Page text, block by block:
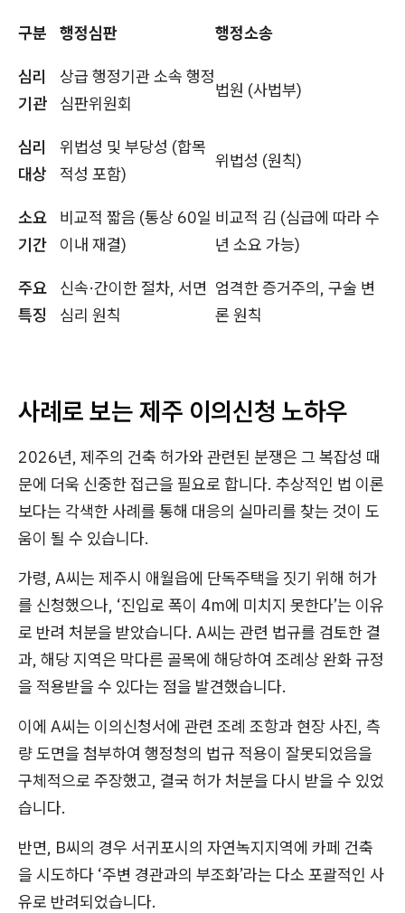
구분 행정심판 행정소송
심리
기관
상급 행정기관 소속 행정
심판위원회
법원 (사법부)
심리
대상
위법성 및 부당성 (합목
적성 포함)
위법성 (원칙)
소요
기간
비교적 짧음 (통상 60일
이내 재결)
비교적 김 (심급에 따라 수
년 소요 가능)
주요
특징
신속·간이한 절차, 서면
심리 원칙
엄격한 증거주의, 구술 변
론 원칙
사례로 보는 제주 이의신청 노하우
2026년, 제주의 건축 허가와 관련된 분쟁은 그 복잡성 때
문에 더욱 신중한 접근을 필요로 합니다. 추상적인 법 이론
보다는 각색한 사례를 통해 대응의 실마리를 찾는 것이 도
움이 될 수 있습니다.
가령, A씨는 제주시 애월읍에 단독주택을 짓기 위해 허가
를 신청했으나, ‘진입로 폭이 4m에 미치지 못한다’는 이유
로 반려 처분을 받았습니다. A씨는 관련 법규를 검토한 결
과, 해당 지역은 막다른 골목에 해당하여 조례상 완화 규정
을 적용받을 수 있다는 점을 발견했습니다.
이에 A씨는 이의신청서에 관련 조례 조항과 현장 사진, 측
량 도면을 첨부하여 행정청의 법규 적용이 잘못되었음을
구체적으로 주장했고, 결국 허가 처분을 다시 받을 수 있었
습니다.
반면, B씨의 경우 서귀포시의 자연녹지지역에 카페 건축
을 시도하다 ‘주변 경관과의 부조화’라는 다소 포괄적인 사
유로 반려되었습니다.